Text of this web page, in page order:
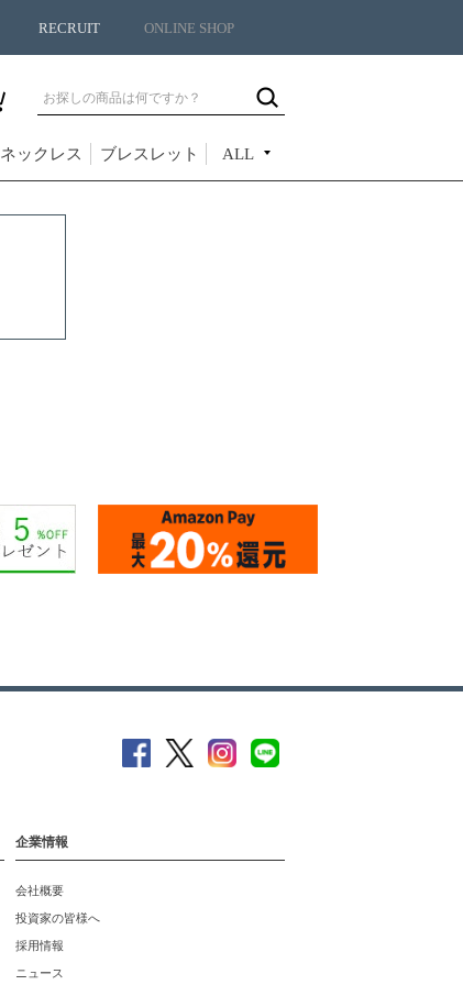
RECRUIT ONLINE SHOP
ネックレス ブレスレット ALL
企業情報
会社概要
投資家の皆様へ
採用情報
ニュース